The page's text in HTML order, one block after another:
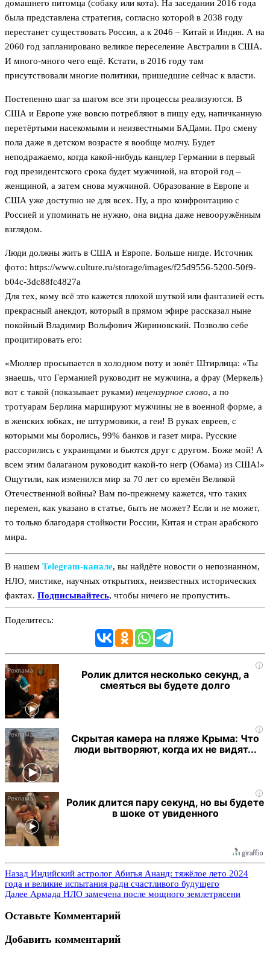
домашнего питомца (собаку или кота). На заседании 2016 года
была представлена стратегия, согласно которой в 2038 году
перестанет существовать Россия, а к 2046 – Китай и Индия. А на
2060 год запланировано великое переселение Австралии в США.
И много-много чего ещё. Кстати, в 2016 году там
присутствовали многие политики, пришедшие сейчас к власти.
Постепенно шаг за шагом все эти процессы реализуются. В
США и Европе уже вовсю потребляют в пищу еду, напичканную
перетёртыми насекомыми и неизвестными БАДами. Про смену
пола даже в детском возрасте я вообще молчу. Будет
неподражаемо, когда какой-нибудь канцлер Германии в первый
год президентского срока будет мужчиной, на второй год –
женщиной, а затем снова мужчиной. Образование в Европе и
США уже доступно не для всех. Ну, а про конфронтацию с
Россией и упоминать не нужно, она видна даже невооружённым
взглядом.
Люди должны жить в США и Европе. Больше нигде. Источник
фото: https://www.culture.ru/storage/images/f25d9556-5200-50f9-
b04c-3dc88fc4827a
Для тех, кому всё это кажется плохой шуткой или фантазией есть
прекрасный анекдот, который в прямом эфире рассказал ныне
покойный Владимир Вольфович Жириновский. Позволю себе
процитировать его:
«Мюллер просыпается в холодном поту и зовёт Штирлица: «Ты
знаешь, что Германией руководит не мужчина, а фрау (Меркель)
вот с такой (показывает руками) нецензурное слово, а по
тротуарам Берлина маршируют мужчины не в военной форме, а
в женских юбках, не штурмовики, а геи! В руках евреев, с
которыми мы боролись, 99% банков и газет мира. Русские
рассорились с украинцами и бьются друг с другом. Боже мой! А
всем этим балаганом руководит какой-то негр (Обама) из США!»
Ощутили, как изменился мир за 70 лет со времён Великой
Отечественной войны? Вам по-прежнему кажется, что таких
перемен, как указано в статье, быть не может? Если и не может,
то только благодаря стойкости России, Китая и стран арабского
мира.
В нашем Telegram‑канале, вы найдёте новости о непознанном,
НЛО, мистике, научных открытиях, неизвестных исторических
фактах. Подписывайтесь, чтобы ничего не пропустить.
Поделитесь:
i
Ролик длится несколько секунд, а
смеяться вы будете долго
i
Скрытая камера на пляже Крыма: Что
люди вытворяют, когда их не видят...
i
Ролик длится пару секунд, но вы будете
в шоке от увиденного
Назад Индийский астролог Абигья Ананд: тяжёлое лето 2024
года и великие испытания ради счастливого будущего
Далее Армада НЛО замечена после мощного землетрясени
Оставьте Комментарий
Добавить комментарий